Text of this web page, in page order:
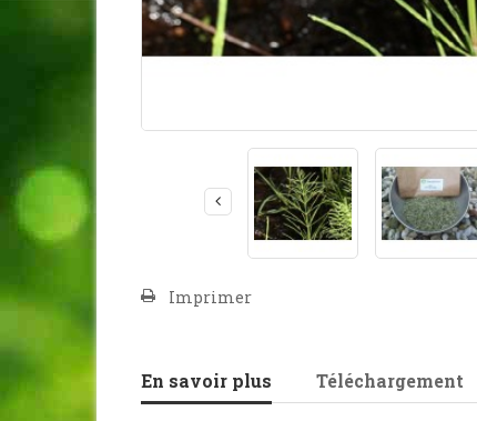
Imprimer
En savoir plus Téléchargement